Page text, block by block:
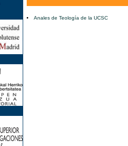
Anales de Teología de la UCSC